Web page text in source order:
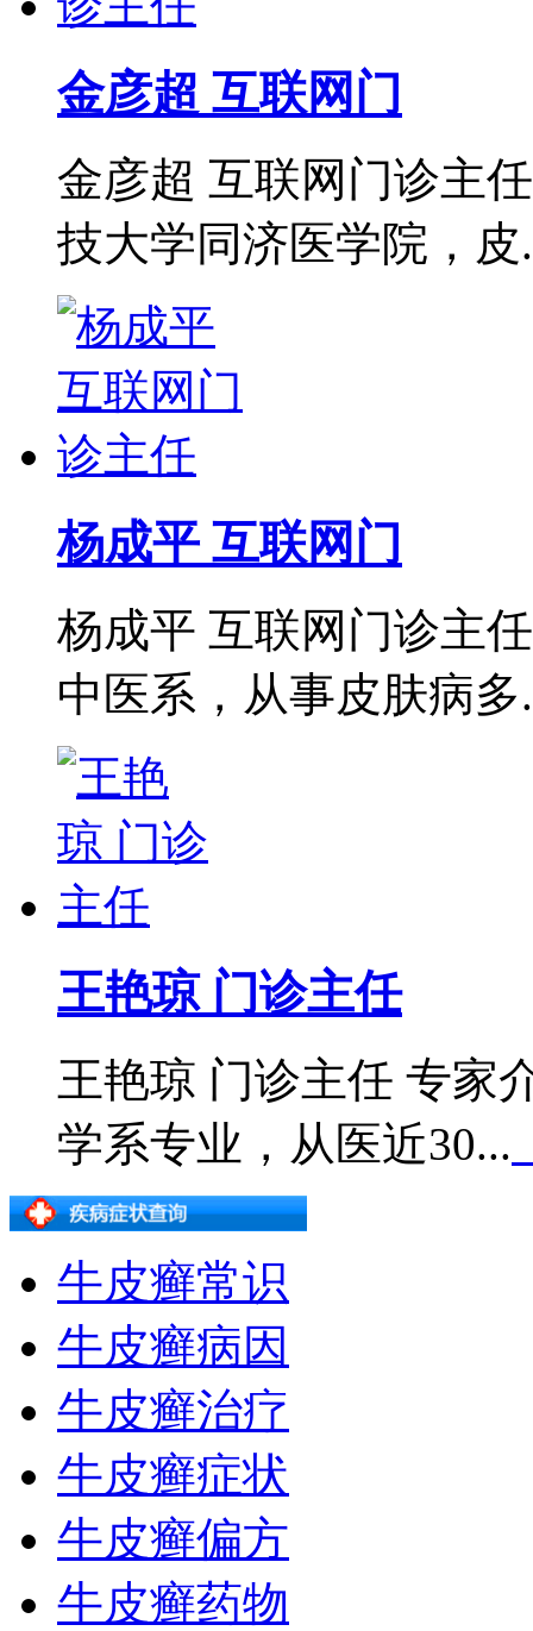
金彦超 互联网门
金彦超 互联网门诊主
技大学同济医学院，皮
杨成平 互联网门
杨成平 互联网门诊主
中医系，从事皮肤病多
王艳琼 门诊主任
王艳琼 门诊主任 专家
学系专业，从医近30...
牛皮癣常识
牛皮癣病因
牛皮癣治疗
牛皮癣症状
牛皮癣偏方
牛皮癣药物